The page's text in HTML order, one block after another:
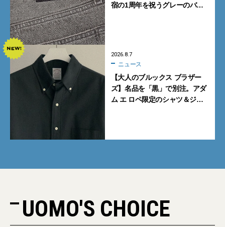
宿の1周年を祝うグレーのバ
2026.8.7
ニュース
【大人のブルックス ブラザー
ズ】名品を「黒」で別注。アダ
ム エ ロペ限定のシャツ＆ジャ
UOMO'S CHOICE